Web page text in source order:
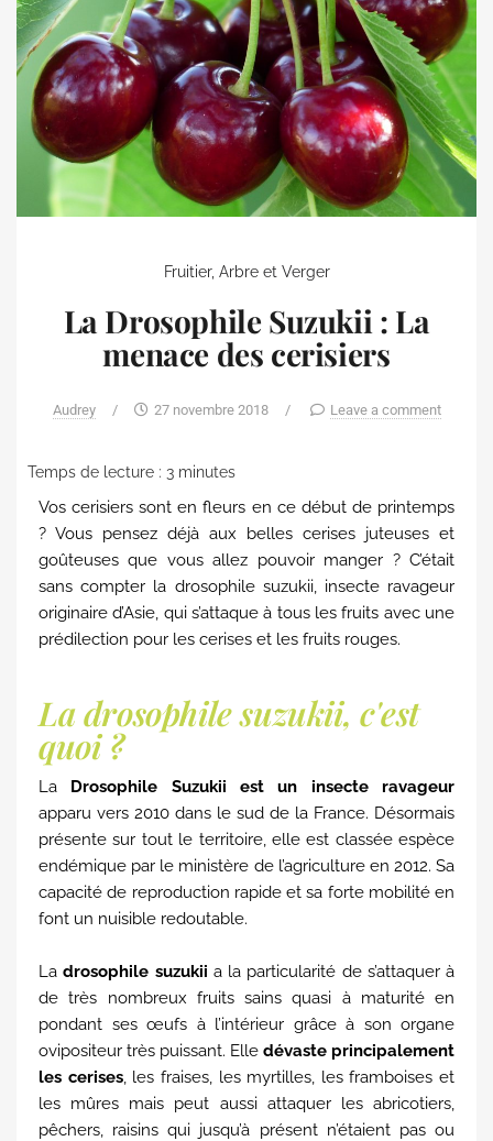
Fruitier, Arbre et Verger
La Drosophile Suzukii : La
menace des cerisiers
Audrey / 27 novembre 2018 / Leave a comment
Temps de lecture : 3 minutes
Vos cerisiers sont en fleurs en ce début de printemps
? Vous pensez déjà aux belles cerises juteuses et
goûteuses que vous allez pouvoir manger ? C’était
sans compter la drosophile suzukii, insecte ravageur
originaire d’Asie, qui s’attaque à tous les fruits avec une
prédilection pour les cerises et les fruits rouges.
La drosophile suzukii, c'est
quoi ?
La Drosophile Suzukii est un insecte ravageur
apparu vers 2010 dans le sud de la France. Désormais
présente sur tout le territoire, elle est classée espèce
endémique par le ministère de l’agriculture en 2012. Sa
capacité de reproduction rapide et sa forte mobilité en
font un nuisible redoutable.
Ladrosophile suzukii a la particularité de s’attaquer à
de très nombreux fruits sains quasi à maturité en
pondant ses œufs à l’intérieur grâce à son organe
ovipositeur très puissant. Elle dévaste principalement
les cerises, les fraises, les myrtilles, les framboises et
les mûres mais peut aussi attaquer les abricotiers,
pêchers, raisins qui jusqu’à présent n’étaient pas ou